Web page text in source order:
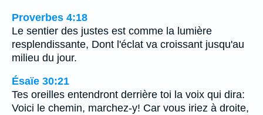
Proverbes 4:18
Le sentier des justes est comme la lumière
resplendissante, Dont l'éclat va croissant jusqu'au
milieu du jour.
Ésaïe 30:21
Tes oreilles entendront derrière toi la voix qui dira:
Voici le chemin, marchez-y! Car vous iriez à droite,